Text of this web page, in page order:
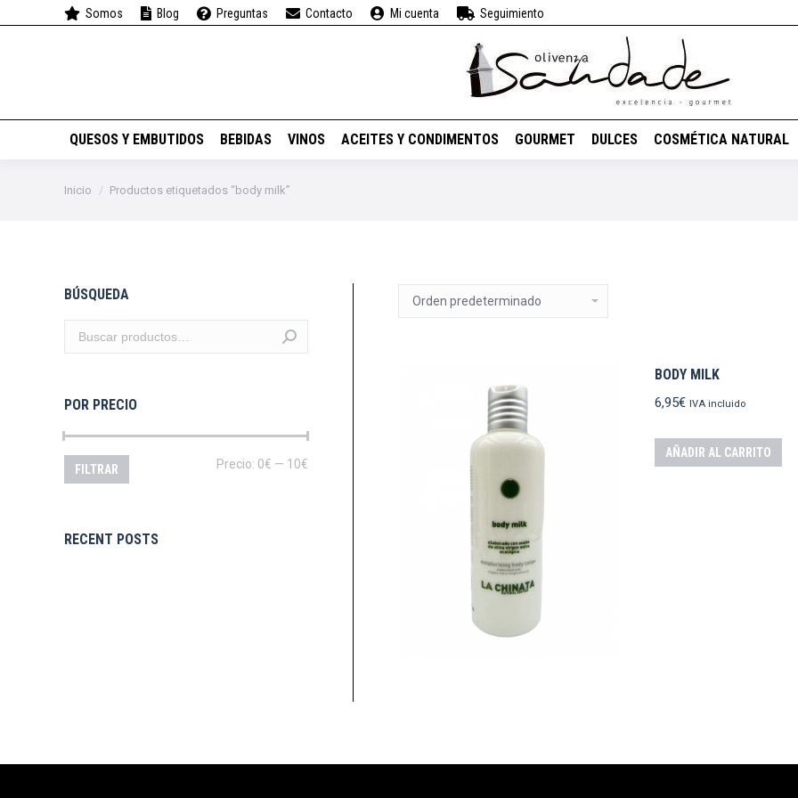
Somos Blog Preguntas Contacto Mi cuenta Seguimiento
QUESOS Y EMBUTIDOS BEBIDAS VINOS ACEITES Y CONDIMENTOS GOURMET DULCES COSMÉTICA NATURAL
Estás aquí:
Inicio Productos etiquetados “body milk”
BODY MILK
6,95€ IVA incluido
AÑADIR AL CARRITO
BÚSQUEDA
POR PRECIO
FILTRAR Precio: 0€ — 10€
RECENT POSTS
QUESOS Y EMBUTIDOS BEBIDAS VINOS ACEITES Y CONDIMENTOS